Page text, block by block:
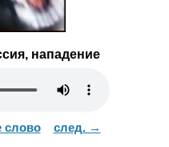
нападение
слово след. →